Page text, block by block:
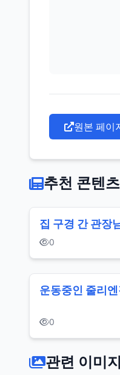
연
도
끼
자
은
꼴
누
드
원본 페이
추천 콘텐츠
집 구경 간 관장님
0
운동중인 줄리
0
관련 이미지